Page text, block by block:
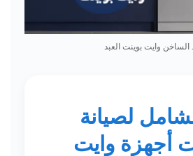
الساخن وايت بوينت العبد
لصيانة
أجهزة وايت